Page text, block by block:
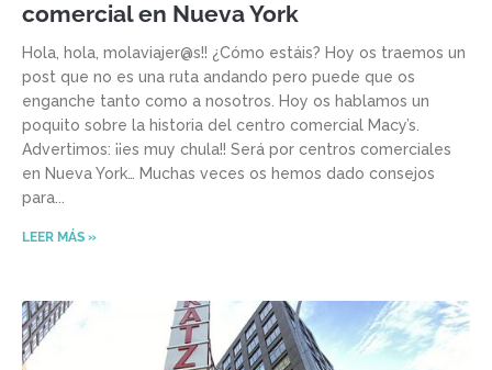
comercial en Nueva York
Hola, hola, molaviajer@s!! ¿Cómo estáis? Hoy os traemos un
post que no es una ruta andando pero puede que os
enganche tanto como a nosotros. Hoy os hablamos un
poquito sobre la historia del centro comercial Macy’s.
Advertimos: ¡¡es muy chula!! Será por centros comerciales
en Nueva York… Muchas veces os hemos dado consejos
para
LEER MÁS »